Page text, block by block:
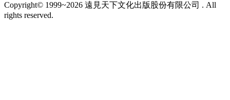
Copyright© 1999~2026 遠見天下文化出版股份有限公司 . All
rights reserved.